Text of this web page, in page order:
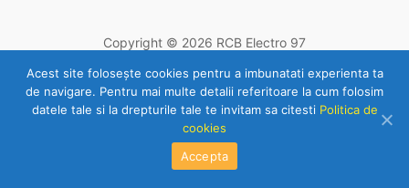
Copyright © 2026 RCB Electro 97
Acest site foloseşte cookies pentru a imbunatati experienta ta
de navigare. Pentru mai multe detalii referitoare la cum folosim
datele tale si la drepturile tale te invitam sa citesti Politica de
cookies
Accepta